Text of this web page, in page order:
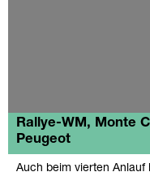
Rallye-WM, Monte
Peugeot
Auch beim vierten